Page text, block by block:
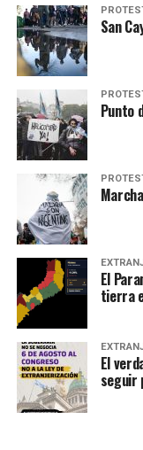
San
Punto
El
tierra
El
seguir